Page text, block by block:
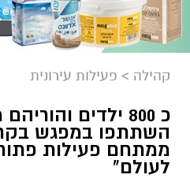
קהילה > פעילות עירונית
כ 800 ילדים
השתתפו במפגש
ממתחם פעילות
לעולם"